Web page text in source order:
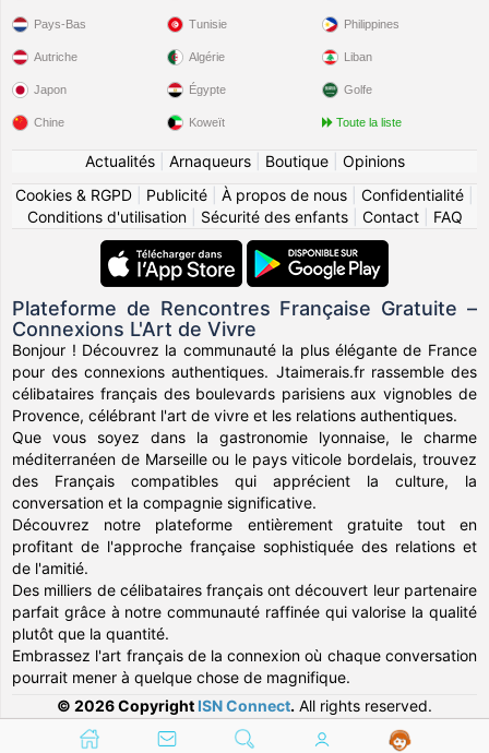
Pays-Bas
Autriche
Japon
Chine
Tunisie
Algérie
Égypte
Koweït
Philippines
Liban
Golfe
Toute la liste
Actualités| Arnaqueurs| Boutique| Opinions
Cookies & RGPD
Publicité À propos de nous Confidentialité
Conditions d'utilisation| Sécurité des enfants| Contact| FAQ
Plateforme de Rencontres Française Gratuite –
Connexions L'Art de Vivre
Bonjour ! Découvrez la communauté la plus élégante de France
pour des connexions authentiques. Jtaimerais.fr rassemble des
célibataires français des boulevards parisiens aux vignobles de
Provence, célébrant l'art de vivre et les relations authentiques.
Que vous soyez dans la gastronomie lyonnaise, le charme
méditerranéen de Marseille ou le pays viticole bordelais, trouvez
des Français compatibles qui apprécient la culture, la
conversation et la compagnie significative.
Découvrez notre plateforme entièrement gratuite tout en
profitant de l'approche française sophistiquée des relations et
de l'amitié.
Des milliers de célibataires français ont découvert leur partenaire
parfait grâce à notre communauté raffinée qui valorise la qualité
plutôt que la quantité.
Embrassez l'art français de la connexion où chaque conversation
pourrait mener à quelque chose de magnifique.
© 2026 Copyright ISN Connect. All rights reserved.